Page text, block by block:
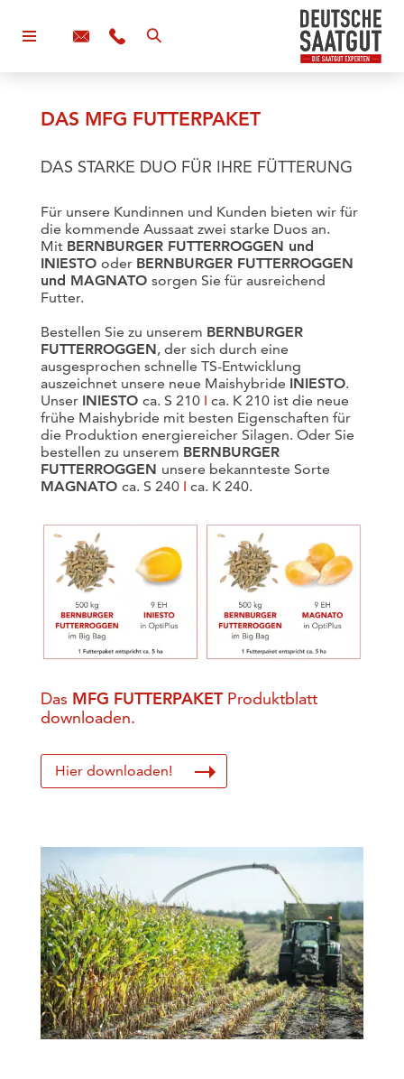
DAS MFG FUTTERPAKET
DAS STARKE DUO FÜR IHRE FÜTTERUNG
Für unsere Kundinnen und Kunden bieten wir für
die kommende Aussaat zwei starke Duos an.
Mit BERNBURGER FUTTERROGGEN und
INIESTO oder BERNBURGER FUTTERROGGEN
und MAGNATO sorgen Sie für ausreichend
Futter.
Bestellen Sie zu unserem BERNBURGER
FUTTERROGGEN, der sich durch eine
ausgesprochen schnelle TS-Entwicklung
auszeichnet unsere neue Maishybride INIESTO.
Unser INIESTO ca. S 210 I ca. K 210 ist die neue
frühe Maishybride mit besten Eigenschaften für
die Produktion energiereicher Silagen. Oder Sie
bestellen zu unserem BERNBURGER
FUTTERROGGEN unsere bekannteste Sorte
MAGNATO ca. S 240 I ca. K 240.
Das MFG FUTTERPAKETProduktblatt
downloaden.
Hier downloaden!